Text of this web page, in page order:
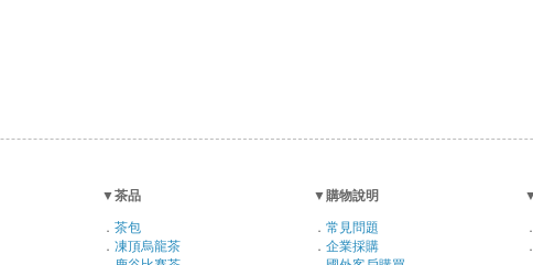
▼茶品 ▼購物說明
． 茶包 ． 常見問題 ．
． 凍頂烏龍茶 ． 企業採購 ．